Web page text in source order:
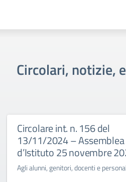
Circolari, notizie,
Circolare int. n. 156 del
13/11/2024 – Assemblea
d’Istituto 25 novembre
Agli alunni, genitori, docenti e